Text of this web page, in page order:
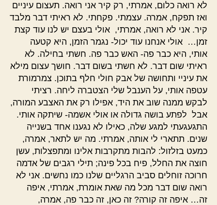
לא רואה כלום, אמרתי, רק קיר אני רואה. תעצום עיניים
ואז תפקח, אמרה. עצמתי. פקחתי. לא ראיתי דבר מלבד
קיר. אני לא רואה, אמרתי, אולי בעצם יש לנו עוד קצת
זמן… אולי אנחנו עוד יכול- נגמר הזמן, היא קטעה
אותי, היא כבר פה- האש כבר פה. חשתי בחילה. לא
ראיתי שום דבר. לא חשתי בשום דבר. חושך עצום מילא
את עיניי ותחושה של אבק חולי חלף בתוכן. צמרמורת
עטפה אותי, על הענבל שלי הצטברה ליחה. רציתי
לבקש ממנה שוב את היד, אפילו רק את האצבע המורה,
אבל לפתע בושה גדולה או אולי אשמה- שיתקה אותי.
התגעגעתי למגע שלה, כאילו לא נגענו אחד בשנייה
שנים. תתארי לי אותה, אמרתי. מה יש לתאר, אמרה,
כמעט בזלזול: להבות מתקרבות אלינו ומתפצלות, עשן
חוצה את החלל, פיח בכל פינה; תילי רגבים של אדמה
חרוכה זוחלים סביב הרגליים שלנו כמו נחשים. אני לא
רואה שום דבר מכל מה שאת אומרת, אמרתי, איפה
זה… איפה זה קורה? זה כאן, זה כבר פה, אמרה,